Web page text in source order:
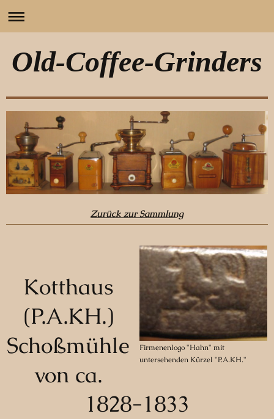
Old-Coffee-Grinders
Zurück zur Sammlung
Firmenenlogo "Hahn" mit
untersehenden Kürzel "P.A.KH."
Kotthaus
(P.A.KH.)
Schoßmühle
von ca.
1828-1833